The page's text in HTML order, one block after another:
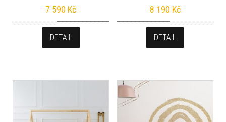
7 590 Kč
DETAIL
8 190 Kč
DETAIL